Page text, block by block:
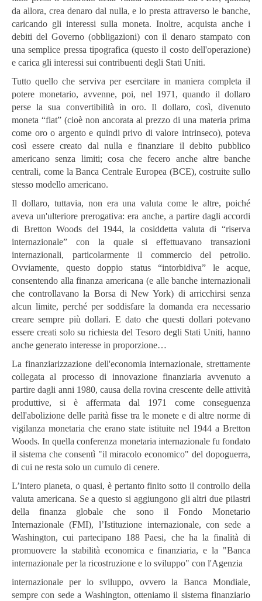
da allora, crea denaro dal nulla, e lo presta attraverso le banche,
caricando gli interessi sulla moneta. Inoltre, acquista anche i
debiti del Governo (obbligazioni) con il denaro stampato con
una semplice pressa tipografica (questo il costo dell'operazione)
e carica gli interessi sui contribuenti degli Stati Uniti.
Tutto quello che serviva per esercitare in maniera completa il
potere monetario, avvenne, poi, nel 1971, quando il dollaro
perse la sua convertibilità in oro. Il dollaro, così, divenuto
moneta “fiat” (cioè non ancorata al prezzo di una materia prima
come oro o argento e quindi privo di valore intrinseco), poteva
così essere creato dal nulla e finanziare il debito pubblico
americano senza limiti; cosa che fecero anche altre banche
centrali, come la Banca Centrale Europea (BCE), costruite sullo
stesso modello americano.
Il dollaro, tuttavia, non era una valuta come le altre, poiché
aveva un'ulteriore prerogativa: era anche, a partire dagli accordi
di Bretton Woods del 1944, la cosiddetta valuta di “riserva
internazionale” con la quale si effettuavano transazioni
internazionali, particolarmente il commercio del petrolio.
Ovviamente, questo doppio status “intorbidiva” le acque,
consentendo alla finanza americana (e alle banche internazionali
che controllavano la Borsa di New York) di arricchirsi senza
alcun limite, perché per soddisfare la domanda era necessario
creare sempre più dollari. E dato che questi dollari potevano
essere creati solo su richiesta del Tesoro degli Stati Uniti, hanno
anche generato interesse in proporzione…
La finanziarizzazione dell'economia internazionale, strettamente
collegata al processo di innovazione finanziaria avvenuto a
partire dagli anni 1980, causa della rovina crescente delle attività
produttive, si è affermata dal 1971 come conseguenza
dell'abolizione delle parità fisse tra le monete e di altre norme di
vigilanza monetaria che erano state istituite nel 1944 a Bretton
Woods. In quella conferenza monetaria internazionale fu fondato
il sistema che consentì "il miracolo economico" del dopoguerra,
di cui ne resta solo un cumulo di cenere.
L’intero pianeta, o quasi, è pertanto finito sotto il controllo della
valuta americana. Se a questo si aggiungono gli altri due pilastri
della finanza globale che sono il Fondo Monetario
Internazionale (FMI), l’Istituzione internazionale, con sede a
Washington, cui partecipano 188 Paesi, che ha la finalità di
promuovere la stabilità economica e finanziaria, e la "Banca
internazionale per la ricostruzione e lo sviluppo" con l'Agenzia
internazionale per lo sviluppo, ovvero la Banca Mondiale,
sempre con sede a Washington, otteniamo il sistema finanziario